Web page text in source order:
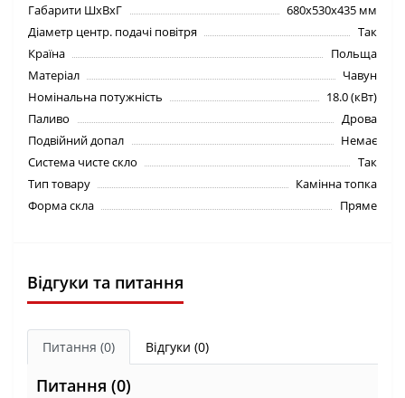
Габарити ШхВхГ
680х530х435 мм
Діаметр центр. подачі повітря
Так
Країна
Польща
Матеріал
Чавун
Номінальна потужність
18.0 (кВт)
Паливо
Дрова
Подвійний допал
Немає
Система чисте скло
Так
Тип товару
Камінна топка
Форма скла
Пряме
Відгуки та питання
Питання (0) Відгуки (0)
Питання (0)